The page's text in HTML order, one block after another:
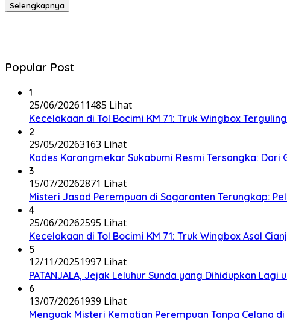
Selengkapnya
Popular Post
1
25/06/202611485 Lihat
Kecelakaan di Tol Bocimi KM 71: Truk Wingbox
2
29/05/20263163 Lihat
Kades Karangmekar Sukabumi Resmi Tersangka: Dari
3
15/07/20262871 Lihat
Misteri Jasad Perempuan di Sagaranten Terungkap:
4
25/06/20262595 Lihat
Kecelakaan di Tol Bocimi KM 71: Truk Wingbox Asal
5
12/11/20251997 Lihat
PATANJALA, Jejak Leluhur Sunda yang Dihidupkan Lagi
6
13/07/20261939 Lihat
Menguak Misteri Kematian Perempuan Tanpa Celana